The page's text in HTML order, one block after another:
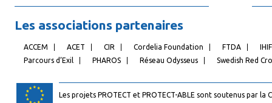
Les associations partenaires
ACCEM ACET CIR Cordelia Foundation FTDA
IHIF
Parcours d’Exil
PHAROS Réseau Odysseus Swedish Red
Les projets PROTECT et PROTECT-ABLE sont soutenus par la